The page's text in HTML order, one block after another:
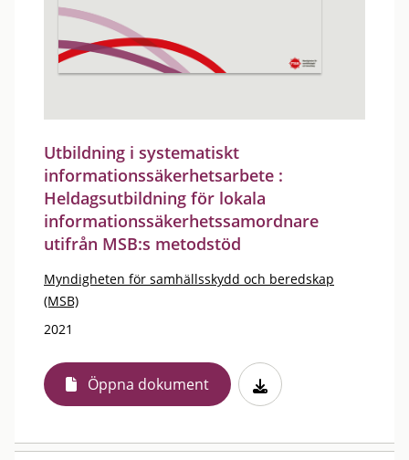
Utbildning i systematiskt
informationssäkerhetsarbete :
Heldagsutbildning för lokala
informationssäkerhetssamordnare
utifrån MSB:s metodstöd
Myndigheten för samhällsskydd och beredskap
(MSB)
2021
Öppna dokument